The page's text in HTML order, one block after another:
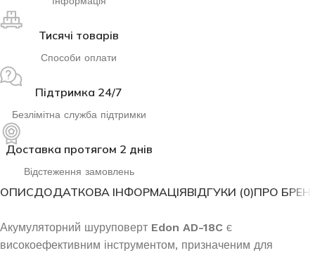
Тисячі товарів
Способи оплати
Підтримка 24/7
Безлімітна служба підтримки
Доставка протягом 2 днів
Відстеження замовлень
ОПИСДОДАТКОВА ІНФОРМАЦІЯВІДГУКИ (0)ПРО
Акумуляторний шуруповерт Edon AD-18C є
високоефективним інструментом, призначеним для